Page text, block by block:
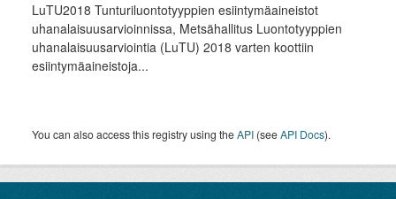
LuTU2018 Tunturiluontotyyppien esiintymäaineistot
uhanalaisuusarvioinnissa, Metsähallitus Luontotyyppien
uhanalaisuusarviointia (LuTU) 2018 varten koottiin
esiintymäaineistoja...
You can also access this registry using theAPI (seeAPI Docs).